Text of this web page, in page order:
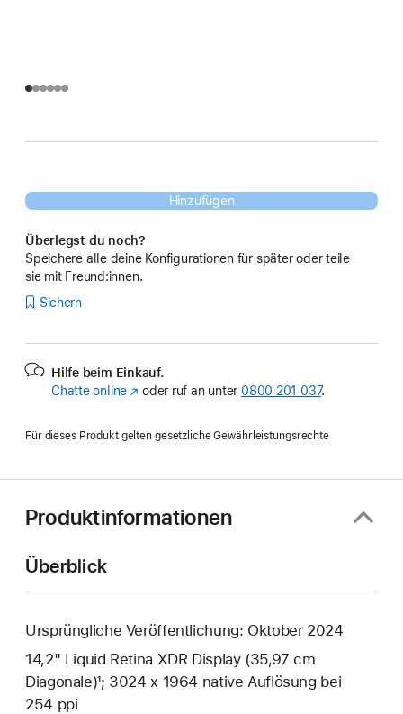
Hinzufügen
Überlegst du noch?
Speichere alle deine Konfigurationen für später oder teile
sie mit Freund:innen.
Sichern
Hilfe beim Einkauf.
Chatte online (Öffnet
Fenster)
oder ruf an unter 0800 201 037.
Für dieses Produkt gelten gesetzliche Gewährleistungsrechte
Produktinformationen
Überblick
Ursprüngliche Veröffentlichung: Oktober 2024
14,2" Liquid Retina XDR Display (35,97 cm
Diagonale)¹; 3024 x 1964 native Auflösung bei
254 ppi